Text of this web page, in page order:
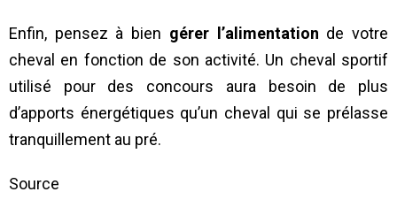
Enfin, pensez à bien gérer l’alimentation de votre
cheval en fonction de son activité. Un cheval sportif
utilisé pour des concours aura besoin de plus
d’apports énergétiques qu’un cheval qui se prélasse
tranquillement au pré.
Source